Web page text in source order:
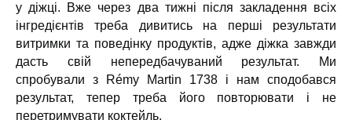
у діжці. Вже через два тижні після закладення всіх
інгредієнтів треба дивитись на перші результати
витримки та поведінку продуктів, адже діжка завжди
дасть свій непередбачуваний результат. Ми
спробували з Rémy Martin 1738 і нам сподобався
результат, тепер треба його повторювати і не
перетримувати коктейль.